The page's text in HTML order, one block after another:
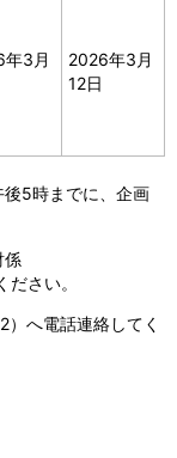
3月
2026年3月
12日
5時までに、企画
係
さい。
へ電話連絡してく